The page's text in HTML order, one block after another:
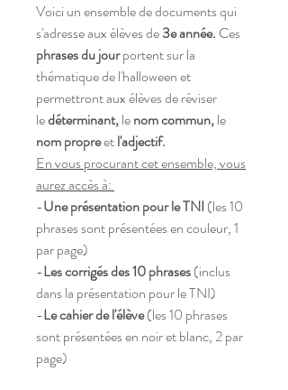
Voici un ensemble de documents qui
s'adresse aux élèves de3e année. Ces
phrases du jourportent sur la
thématique de l'halloween et
permettront aux élèves de réviser
ledéterminant,lenom commun,le
nom propreetl'adjectif.
En vous procurant cet ensemble, vous
aurez accès à:
-Une présentation pour le TNI (les 10
phrases sont présentées en couleur, 1
par page)
-Les corrigés des 10 phrases(inclus
dans la présentation pour le TNI)
-Le cahier de l'élève(les 10 phrases
sont présentées en noir et blanc, 2 par
page)